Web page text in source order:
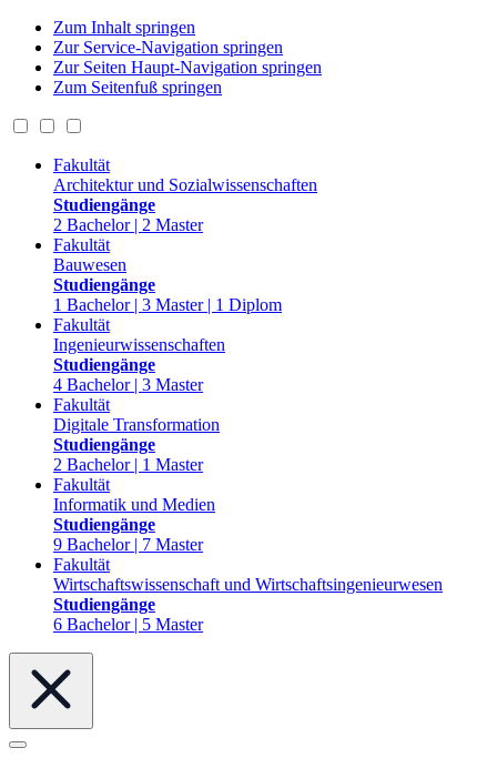
Zum Inhalt springen
Zur Service-Navigation springen
Zur Seiten Haupt-Navigation springen
Zum Seitenfuß springen
Fakultät
Architektur und Sozialwissenschaften
Studiengänge
2 Bachelor | 2 Master
Fakultät
Bauwesen
Studiengänge
1 Bachelor | 3 Master | 1 Diplom
Fakultät
Ingenieurwissenschaften
Studiengänge
4 Bachelor | 3 Master
Fakultät
Digitale Transformation
Studiengänge
2 Bachelor | 1 Master
Fakultät
Informatik und Medien
Studiengänge
9 Bachelor | 7 Master
Fakultät
Wirtschaftswissenschaft und Wirtschaftsingenieurwesen
Studiengänge
6 Bachelor | 5 Master